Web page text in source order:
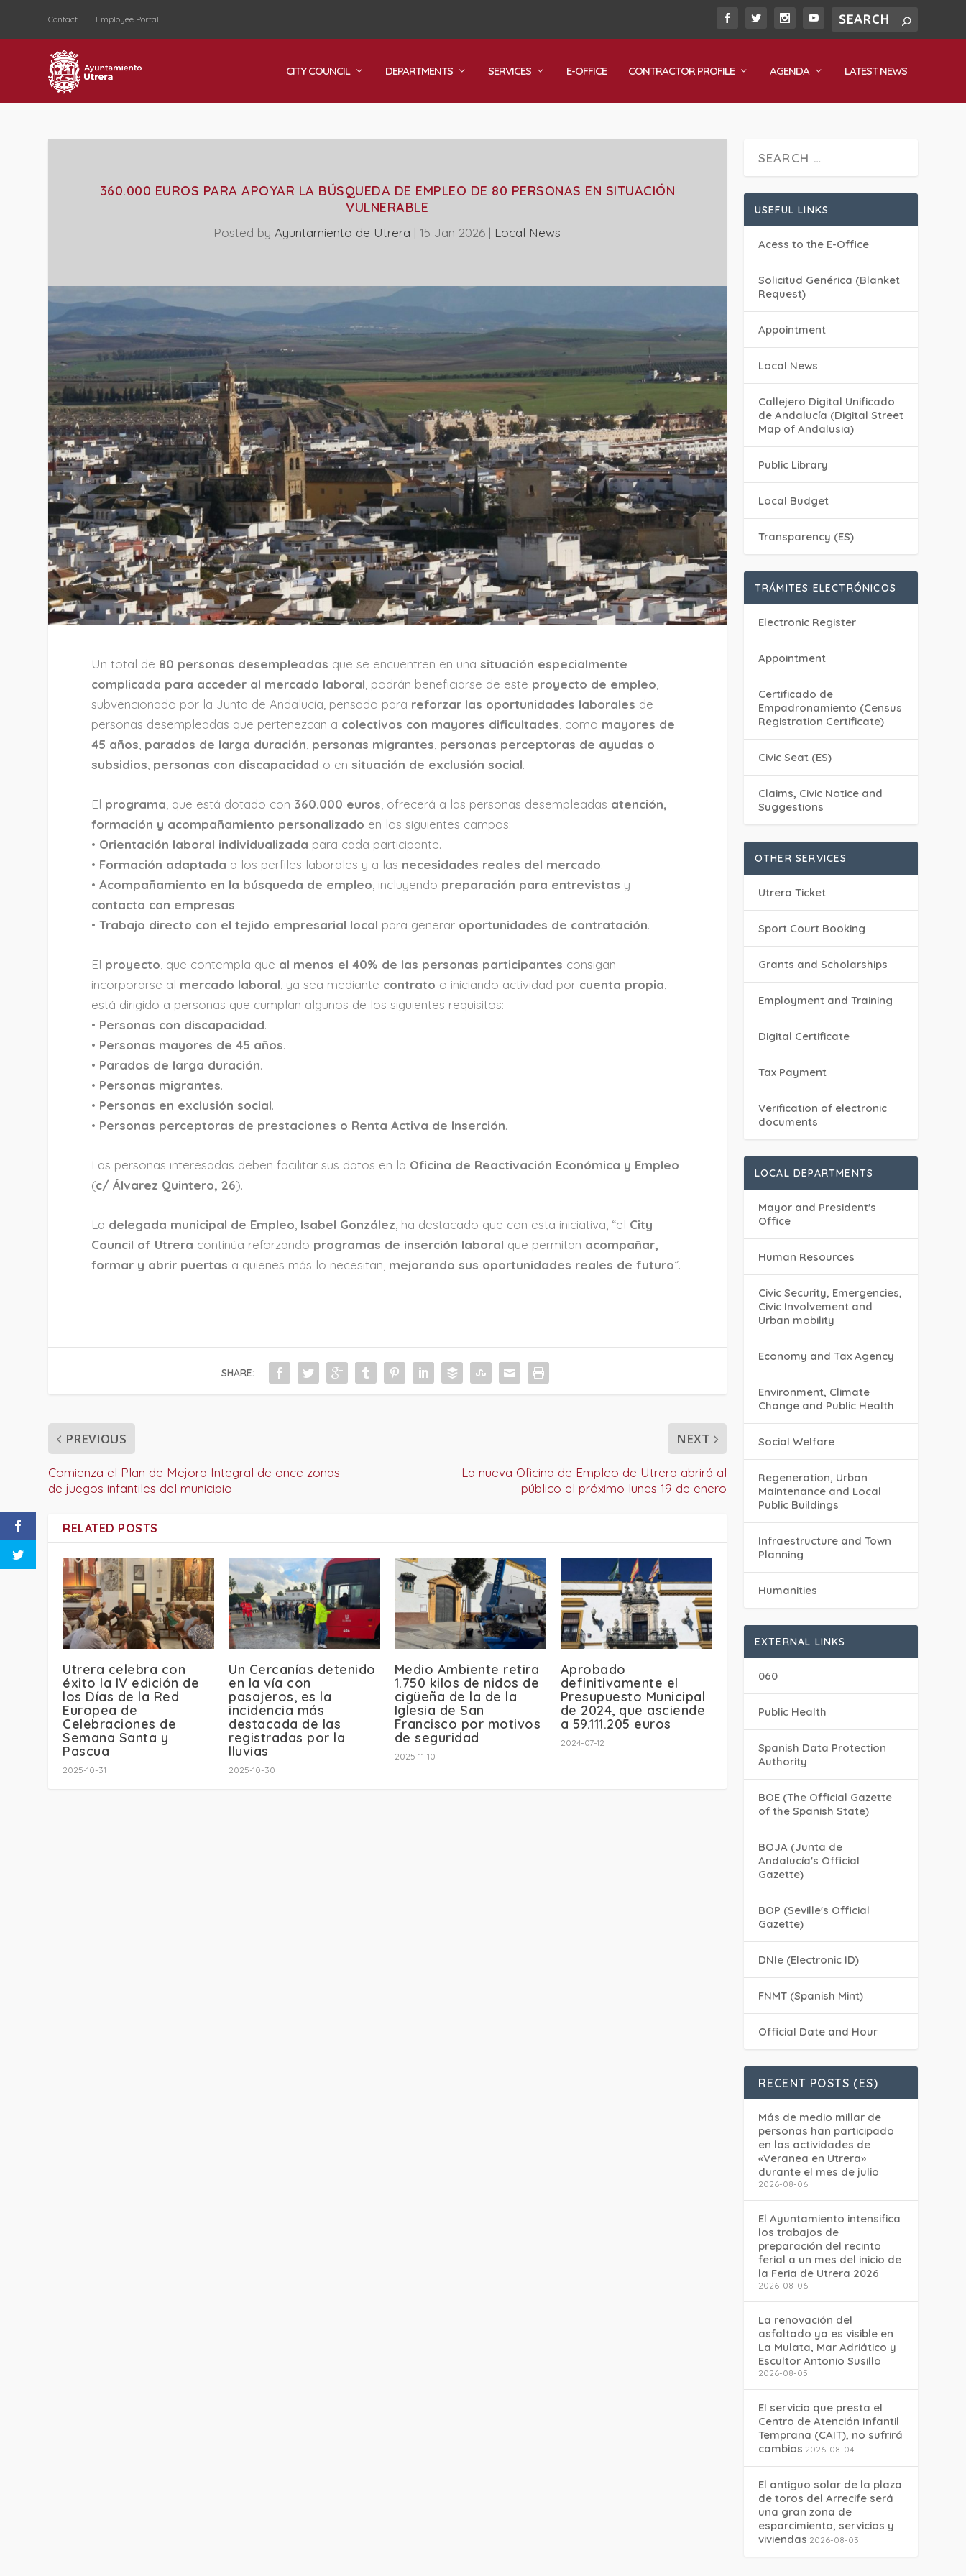
Contact Employee Portal
CITY COUNCIL DEPARTMENTS SERVICES E-OFFICE CONTRACTOR PROFILE AGENDA LATEST NEWS
360.000 EUROS PARA APOYAR LA BÚSQUEDA DE EMPLEO DE 80 PERSONAS EN SITUACIÓN
VULNERABLE
Posted byAyuntamiento de Utrera |15 Jan 2026 | Local News
Un total de 80 personas desempleadas que se encuentren en unasituación especialmente
complicada para acceder al mercado laboral , podrán beneficiarse de este proyecto de empleo
subvencionado por la Junta de Andalucía, pensado para reforzar las oportunidades laborales de
personas desempleadas que pertenezcan a colectivos con mayores dificultades , como mayores de
45 años parados de larga duración personas migrantes personas perceptoras de ayudas o
subsidios personas con discapacidad o ensituación de exclusión social.
El programa , que está dotado con 360.000 euros , ofrecerá a las personas desempleadas atención,
formación y acompañamiento personalizado en los siguientes campos:
• Orientación laboral individualizada para cada participante.
• Formación adaptada a los perfiles laborales y a las necesidades reales del mercado.
•Acompañamiento en la búsqueda de empleo , incluyendo preparación para entrevistas y
contacto con empresas.
•Trabajo directo con el tejido empresarial local para generar oportunidades de contratación.
El proyecto , que contempla que al menos el 40% de las personas participantes consigan
incorporarse al mercado laboral , ya sea mediante contrato o iniciando actividad por cuenta propia
está dirigido a personas que cumplan algunos de los siguientes requisitos:
• Personas con discapacidad.
• Personas mayores de 45 años.
• Parados de larga duración.
• Personas migrantes.
• Personas en exclusión social.
• Personas perceptoras de prestaciones o Renta Activa de Inserción.
Las personas interesadas deben facilitar sus datos en la Oficina de Reactivación Económica y Empleo
(c/ Álvarez Quintero, 26).
La delegada municipal de Empleo, Isabel González, ha destacado que con esta iniciativa, “el City
Council of Utrera continúa reforzando programas de inserción laboral que permitan acompañar,
formar y abrir puertas a quienes más lo necesitan, mejorando sus oportunidades reales de futuro”.
SHARE:
PREVIOUS
Comienza el Plan de Mejora Integral de once zonas
de juegos infantiles del municipio
NEXT
La nueva Oficina de Empleo de Utrera abrirá al
público el próximo lunes 19 de enero
RELATED POSTS
Utrera celebra con
éxito la IV edición de
los Días de la Red
Europea de
Celebraciones de
Semana Santa y
Pascua
2025-10-31
Un Cercanías detenido
en la vía con
pasajeros, es la
incidencia más
destacada de las
registradas por la
lluvias
2025-10-30
Medio Ambiente retira
1.750 kilos de nidos de
cigüeña de la de la
Iglesia de San
Francisco por motivos
de seguridad
2025-11-10
Aprobado
definitivamente el
Presupuesto Municipal
de 2024, que asciende
a 59.111.205 euros
2024-07-12
USEFUL LINKS
Acess to the E-Office
Solicitud Genérica (Blanket
Request)
Appointment
Local News
Callejero Digital Unificado
de Andalucía (Digital Street
Map of Andalusia)
Public Library
Local Budget
Transparency (ES)
TRÁMITES ELECTRÓNICOS
Electronic Register
Appointment
Certificado de
Empadronamiento (Census
Registration Certificate)
Civic Seat (ES)
Claims, Civic Notice and
Suggestions
OTHER SERVICES
Utrera Ticket
Sport Court Booking
Grants and Scholarships
Employment and Training
Digital Certificate
Tax Payment
Verification of electronic
documents
LOCAL DEPARTMENTS
Mayor and President's
Office
Human Resources
Civic Security, Emergencies,
Civic Involvement and
Urban mobility
Economy and Tax Agency
Environment, Climate
Change and Public Health
Social Welfare
Regeneration, Urban
Maintenance and Local
Public Buildings
Infraestructure and Town
Planning
Humanities
EXTERNAL LINKS
060
Public Health
Spanish Data Protection
Authority
BOE (The Official Gazette
of the Spanish State)
BOJA (Junta de
Andalucía's Official
Gazette)
BOP (Seville's Official
Gazette)
DNIe (Electronic ID)
FNMT (Spanish Mint)
Official Date and Hour
RECENT POSTS (ES)
Más de medio millar de
personas han participado
en las actividades de
«Veranea en Utrera»
durante el mes de julio
2026-08-06
El Ayuntamiento intensifica
los trabajos de
preparación del recinto
ferial a un mes del inicio de
la Feria de Utrera 2026
2026-08-06
La renovación del
asfaltado ya es visible en
La Mulata, Mar Adriático y
Escultor Antonio Susillo
2026-08-05
El servicio que presta el
Centro de Atención Infantil
Temprana (CAIT), no sufrirá
cambios 2026-08-04
El antiguo solar de la plaza
de toros del Arrecife será
una gran zona de
esparcimiento, servicios y
viviendas 2026-08-03